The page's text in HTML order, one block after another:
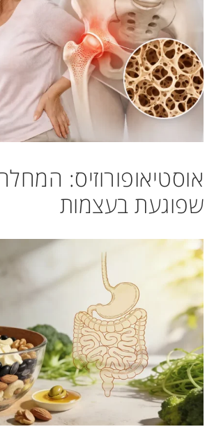
אוסטיאופורוזיס:
שפוגעת בעצמות